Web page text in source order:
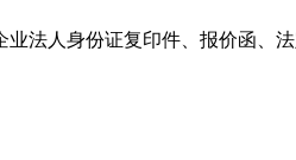
法人身份证复印件、报价函、法